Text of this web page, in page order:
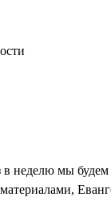
в неделю мы будем